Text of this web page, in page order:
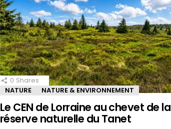
0 Shares
NATURE
NATURE & ENVIRONNEMENT
Le CEN de Lorraine au chevet de la
réserve naturelle du Tanet